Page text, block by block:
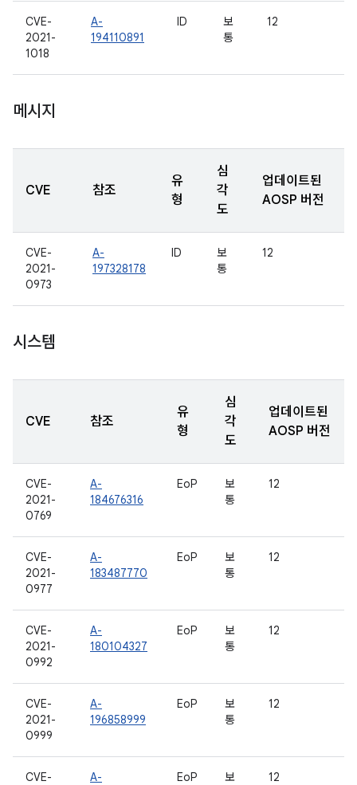
CVE-
2021-
1018
A-
194110891
ID
보
통
12
메시지
CVE 참조
유
형
심
각
도
업데이트된
AOSP 버전
CVE-
2021-
0973
A-
197328178
ID
보
통
12
시스템
CVE 참조
유
형
심
각
도
업데이트된
AOSP 버전
CVE-
2021-
0769
A-
184676316
EoP
보
통
12
CVE-
2021-
0977
A-
183487770
EoP
보
통
12
CVE-
2021-
0992
A-
180104327
EoP
보
통
12
CVE-
2021-
0999
A-
196858999
EoP
보
통
12
CVE-
A-
EoP
보
12